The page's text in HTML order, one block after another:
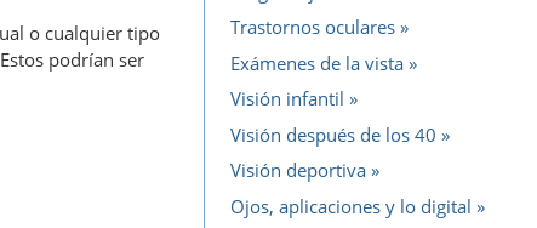
o cualquier tipo
podrían ser
Trastornos oculares
Exámenes de la vista
Visión infantil
Visión después de los 40
Visión deportiva
Ojos, aplicaciones y lo digital